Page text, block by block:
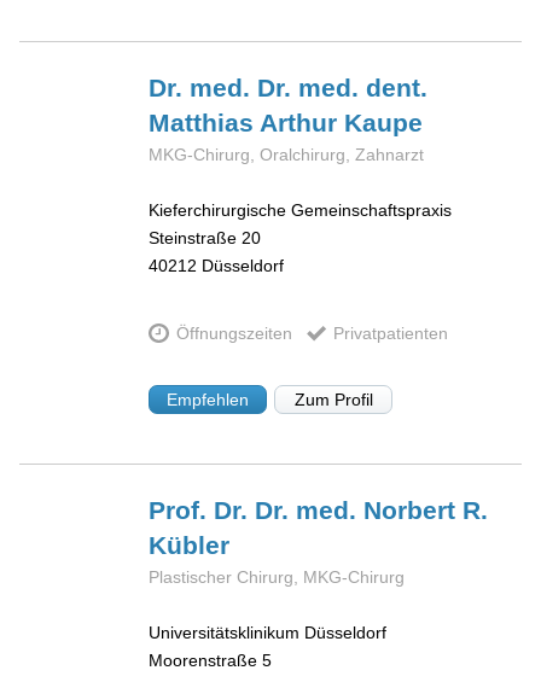
Dr. med. Dr. med. dent.
Matthias Arthur Kaupe
MKG-Chirurg, Oralchirurg, Zahnarzt
Kieferchirurgische Gemeinschaftspraxis
Steinstraße 20
40212 Düsseldorf
Öffnungszeiten Privatpatienten
Empfehlen Zum Profil
Prof. Dr. Dr. med. Norbert R.
Kübler
Plastischer Chirurg, MKG-Chirurg
Universitätsklinikum Düsseldorf
Moorenstraße 5